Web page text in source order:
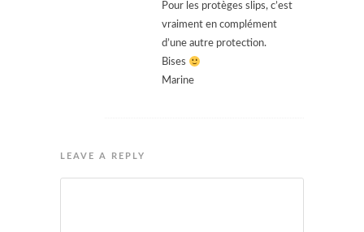
Pour les protèges slips, c’est
vraiment en complément
d’une autre protection.
Bises
Marine
LEAVE A REPLY